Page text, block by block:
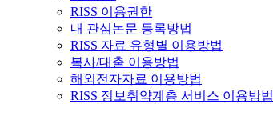
RISS 이용권한
내 관심논문 등록방법
RISS 자료 유형별 이용방법
복사/대출 이용방법
해외전자자료 이용방법
RISS 정보취약계층 서비스 이용방법